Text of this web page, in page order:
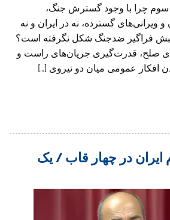
چرا با وجود گسترش جنگ،
و ویرانی‌های گسترده، نه در ایران و نه
فراگیر ضدجنگ شکل نگرفته است؟
صلح، قدرت‌گیری جریان‌های راست و
افکار عمومی میان دو نیروی […]
ایران در چهار قاب / یک